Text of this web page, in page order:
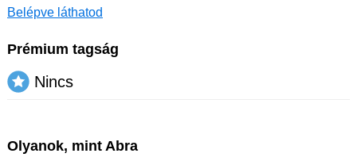
Belépve láthatod
Prémium tagság
Nincs
Olyanok, mint Abra